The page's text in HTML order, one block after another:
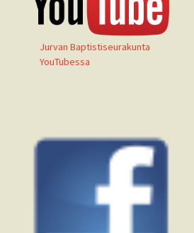
Jurvan Baptistiseurakunta
YouTubessa